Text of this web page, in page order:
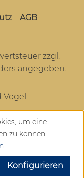
AGB
zzgl.
angegeben.
um eine
zu können.
...
Konfigurieren
shopvote.de ⓘ